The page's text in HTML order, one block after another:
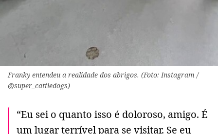
Franky entendeu a realidade dos abrigos. (Foto: Instagram /
@super_cattledogs)
“Eu sei o quanto isso é doloroso, amigo. É
um lugar terrível para se visitar. Se eu